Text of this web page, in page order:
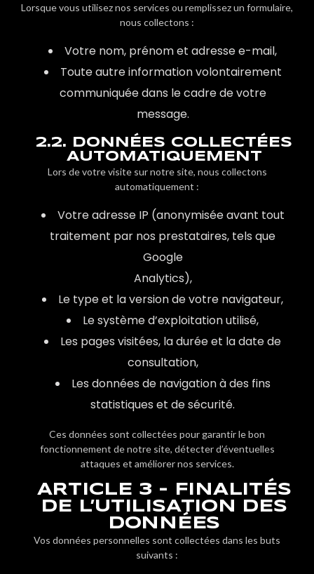
Lorsque vous utilisez nos services ou remplissez un formulaire,
nous collectons :
Votre nom, prénom et adresse e-mail,
Toute autre information volontairement
communiquée dans le cadre de votre
message.
2.2. DONNÉES COLLECTÉES
AUTOMATIQUEMENT
Lors de votre visite sur notre site, nous collectons
automatiquement :
Votre adresse IP (anonymisée avant tout
traitement par nos prestataires, tels que
Google
Analytics),
Le type et la version de votre navigateur,
Le système d’exploitation utilisé,
Les pages visitées, la durée et la date de
consultation,
Les données de navigation à des fins
statistiques et de sécurité.
Ces données sont collectées pour garantir le bon
fonctionnement de notre site, détecter d’éventuelles
attaques et améliorer nos services.
ARTICLE 3 - FINALITÉS
DE L’UTILISATION DES
DONNÉES
Vos données personnelles sont collectées dans les buts
suivants :